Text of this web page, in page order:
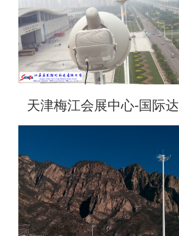
天津梅江会展中心-国际达